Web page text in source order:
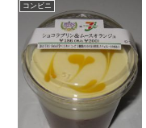
コンビニ